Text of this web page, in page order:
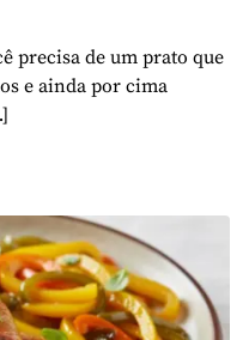
precisa de um prato que
e ainda por cima